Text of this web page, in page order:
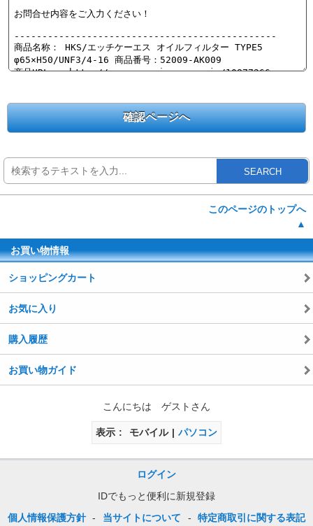
SEARCH
このページのトップへ
▲
お買い物情報
ショッピングカート
お気に入り
購入履歴
お買い物ガイド
こんにちは ゲストさん
表示 モバイル パソコン
ログイン
IDでもっと便利に新規登録
個人情報保護方針 - 当サイトについて - 特定商取引に関する表記